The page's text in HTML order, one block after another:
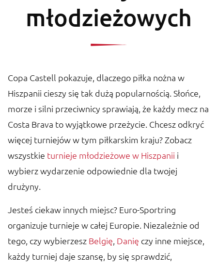
młodzieżowych
Copa Castell pokazuje, dlaczego piłka nożna w
Hiszpanii cieszy się tak dużą popularnością. Słońce,
morze i silni przeciwnicy sprawiają, że każdy mecz na
Costa Brava to wyjątkowe przeżycie. Chcesz odkryć
więcej turniejów w tym piłkarskim kraju? Zobacz
wszystkie turnieje młodzieżowe w Hiszpanii i
wybierz wydarzenie odpowiednie dla twojej
drużyny.
Jesteś ciekaw innych miejsc? Euro-Sportring
organizuje turnieje w całej Europie. Niezależnie od
tego, czy wybierzesz Belgię Danię czy inne miejsce,
każdy turniej daje szansę, by się sprawdzić,